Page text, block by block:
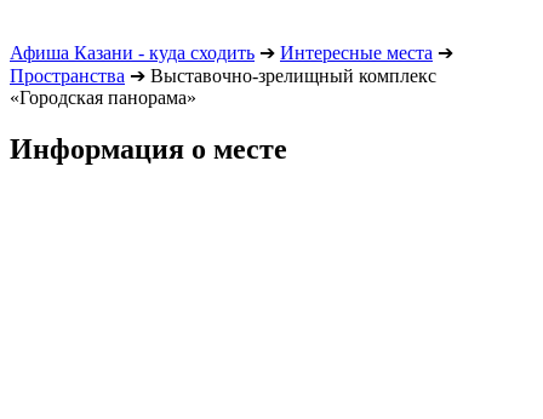
Афиша Казани - куда сходить ➔ Интересные места ➔
Пространства ➔ Выставочно-зрелищный комплекс
«Городская панорама»
Информация о месте